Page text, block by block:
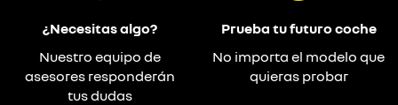
¿Necesitas algo?
Nuestro equipo de
asesores responderán
tus dudas
Prueba tu futuro coche
No importa el modelo que
quieras probar